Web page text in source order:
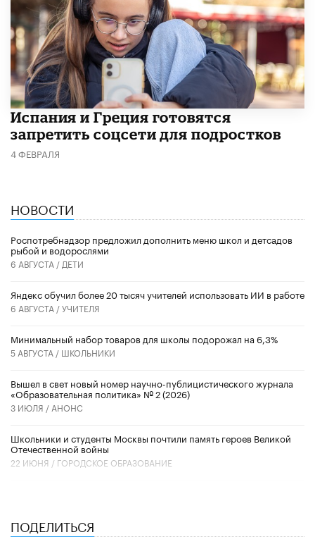
Испания и Греция готовятся
запретить соцсети для подростков
4 ФЕВРАЛЯ
НОВОСТИ
Роспотребнадзор предложил дополнить меню школ и детсадов
рыбой и водорослями
6 АВГУСТА / ДЕТИ
​Яндекс обучил более 20 тысяч учителей использовать ИИ в работе
6 АВГУСТА /УЧИТЕЛЯ
Минимальный набор товаров для школы подорожал на 6,3%
5 АВГУСТА / ШКОЛЬНИКИ
Вышел в свет новый номер научно-публицистического журнала
«Образовательная политика» № 2 (2026)
3 ИЮЛЯ / АНОНС
Школьники и студенты Москвы почтили память героев Великой
Отечественной войны
22 ИЮНЯ / ГОРОДСКОЕ ОБРАЗОВАНИЕ
ПОДЕЛИТЬСЯ